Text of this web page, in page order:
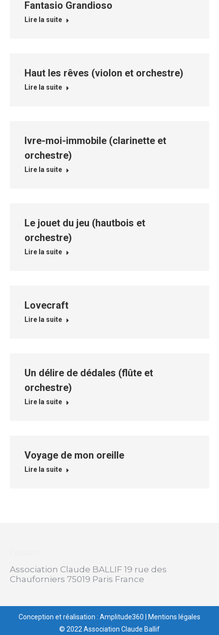
Fantasio Grandioso
Lire la suite
Haut les rêves (violon et orchestre)
Lire la suite
Ivre-moi-immobile (clarinette et
orchestre)
Lire la suite
Le jouet du jeu (hautbois et
orchestre)
Lire la suite
Lovecraft
Lire la suite
Un délire de dédales (flûte et
orchestre)
Lire la suite
Voyage de mon oreille
Lire la suite
Association Claude BALLIF 19 rue des
Chauforniers 75019 Paris France
Conception et réalisation : Amplitude360
Mentions légales
© 2022 Association Claude Ballif